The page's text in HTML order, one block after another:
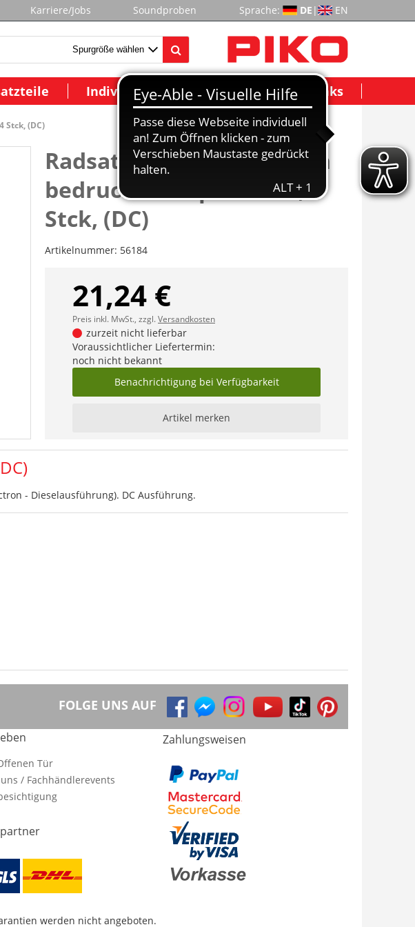
Karriere/Jobs Soundproben Sprache: DE | EN
Individuelle Modelle Wichtige Links
Stck, (DC)
Radsatz für D-Lok Vectron
bedruckt und profiliert, 4
Stck, (DC)
Artikelnummer: 56184
21,24 €
Preis inkl. MwSt., zzgl.Versandkosten
zurzeit nicht lieferbar
Voraussichtlicher Liefertermin:
noch nicht bekannt
Benachrichtigung bei Verfügbarkeit
Artikel merken
- Dieselausführung). DC Ausführung.
FOLGE UNS AUF
Tür
/ Fachhändlerevents
Zahlungsweisen
werden nicht angeboten.